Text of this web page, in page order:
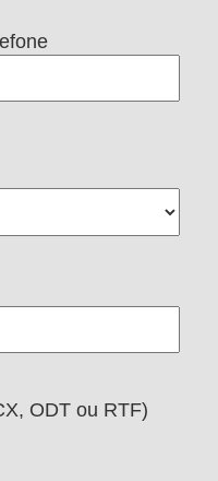
ODT ou RTF)